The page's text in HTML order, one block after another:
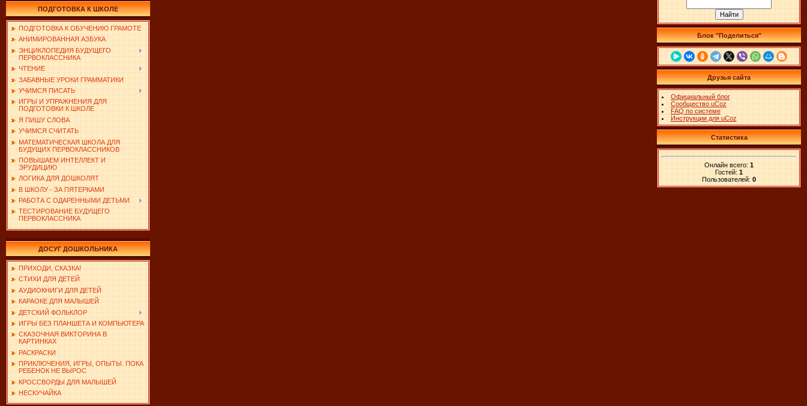
ПОДГОТОВКА К ШКОЛЕ
ПОДГОТОВКА К ОБУЧЕНИЮ ГРАМОТЕ
АНИМИРОВАННАЯ АЗБУКА
ЭНЦИКЛОПЕДИЯ БУДУЩЕГО
ПЕРВОКЛАССНИКА
ЧТЕНИЕ
ЗАБАВНЫЕ УРОКИ ГРАММАТИКИ
УЧИМСЯ ПИСАТЬ
ИГРЫ И УПРАЖНЕНИЯ ДЛЯ
ПОДГОТОВКИ К ШКОЛЕ
Я ПИШУ СЛОВА
УЧИМСЯ СЧИТАТЬ
МАТЕМАТИЧЕСКАЯ ШКОЛА ДЛЯ
БУДУЩИХ ПЕРВОКЛАССНИКОВ
ПОВЫШАЕМ ИНТЕЛЛЕКТ И
ЭРУДИЦИЮ
ЛОГИКА ДЛЯ ДОШКОЛЯТ
В ШКОЛУ - ЗА ПЯТЕРКАМИ
РАБОТА С ОДАРЕННЫМИ ДЕТЬМИ
ТЕСТИРОВАНИЕ БУДУЩЕГО
ПЕРВОКЛАССНИКА
ДОСУГ ДОШКОЛЬНИКА
ПРИХОДИ, СКАЗКА!
СТИХИ ДЛЯ ДЕТЕЙ
АУДИОКНИГИ ДЛЯ ДЕТЕЙ
КАРАОКЕ ДЛЯ МАЛЫШЕЙ
ДЕТСКИЙ ФОЛЬКЛОР
ИГРЫ БЕЗ ПЛАНШЕТА И КОМПЬЮТЕРА
СКАЗОЧНАЯ ВИКТОРИНА В
КАРТИНКАХ
РАСКРАСКИ
ПРИКЛЮЧЕНИЯ, ИГРЫ, ОПЫТЫ. ПОКА
РЕБЕНОК НЕ ВЫРОС
КРОССВОРДЫ ДЛЯ МАЛЫШЕЙ
НЕСКУЧАЙКА
Блок "Поделиться"
Друзья сайта
Официальный блог
Сообщество uCoz
FAQ по системе
Инструкции для uCoz
Статистика
Онлайн всего: 1
Гостей: 1
Пользователей: 0